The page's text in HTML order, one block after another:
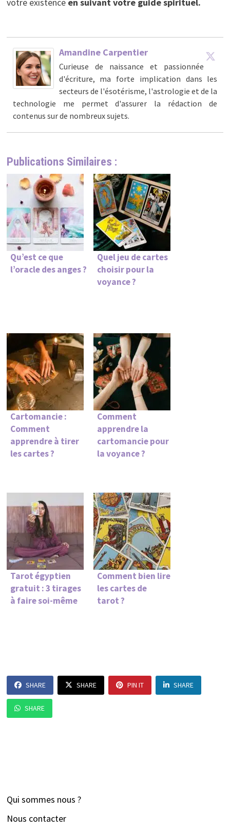
votre existence en suivant votre guide spirituel.
Amandine Carpentier
Curieuse de naissance et passionnée
d'écriture, ma forte implication dans les
secteurs de l'ésotérisme, l'astrologie et de la
technologie me permet d'assurer la rédaction de
contenus sur de nombreux sujets.
Publications Similaires :
Qu’est ce que
l’oracle des anges ?
Quel jeu de cartes
choisir pour la
voyance ?
Cartomancie :
Comment
apprendre à tirer
les cartes ?
Comment
apprendre la
cartomancie pour
la voyance ?
Tarot égyptien
gratuit : 3 tirages
à faire soi-même
Comment bien lire
les cartes de
tarot ?
SHARE SHARE PIN IT SHARE
SHARE
Qui sommes nous ?
Nous contacter